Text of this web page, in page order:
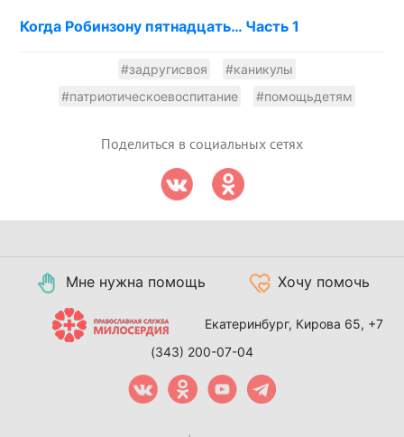
Когда Робинзону пятнадцать… Часть 1
#задругисвоя
#каникулы
#патриотическоевоспитание
#помощьдетям
Поделиться в социальных сетях
Мне нужна помощь Хочу помочь
Екатеринбург, Кирова 65, +7
(343) 200-07-04